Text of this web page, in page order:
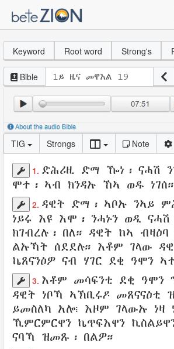
Keyword Root word Strong's
Bible
TIG Strongs Note
1. ድሕሪዚ ድማ ዀነ ፡ ናሓሽ
ሞተ ፡ ኣብ ክንዳኡ ኸኣ ወዱ ነገሰ።
2. ዳዊት ድማ፡ ኣቦኡ ንኣይ
ነይሩ እዩ እሞ፡ ንሓኑን ወዲ ናሓሽ
ክገብረሉ ፡ በለ። ዳዊት ከኣ
ልኡኻት ሰደደሉ። እቶም ገላው
ኬጸናንዕዎ ናብ ሃገር ደቂ ዓሞን
3. እቶም መሳፍንቲ ደቂ ዓሞን
ዳዊት ነቦኻ ኣኽቢሩዶ መጸናናዕቲ
ይመስለካ አሎ፧ እዞም ገላውኡ ነዛ
ኺምርምርዋን ኬጥፍእዋን
ናባኻ ዝመጹ ፡ በልዎ።